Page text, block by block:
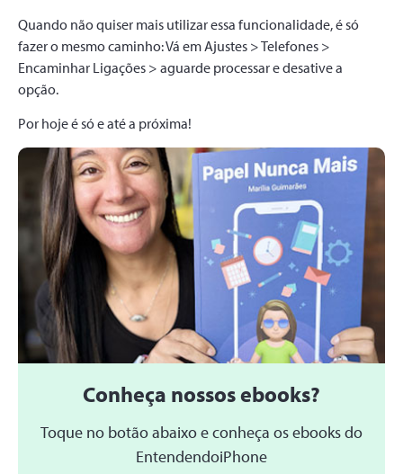
Quando não quiser mais utilizar essa funcionalidade, é só
fazer o mesmo caminho: Vá em Ajustes > Telefones >
Encaminhar Ligações > aguarde processar e desative a
opção.
Por hoje é só e até a próxima!
Conheça nossos ebooks?
Toque no botão abaixo e conheça os ebooks do
EntendendoiPhone